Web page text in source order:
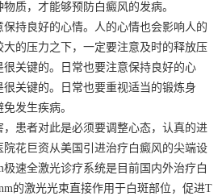
质，才能够预防白癜风的发病。
持良好的心情。人的心情也会影响人的
的压力之下，一定要注意及时的释放压
关键的。日常也要注意保持良好的心
关键的。日常也要重视适当的锻炼身
发生疾病。
患者对此是必须要调整心态，认真的进
花巨资从美国引进治疗白癜风的尖端设
极速全激光诊疗系统是目前国内外治疗白
的激光光束直接作用于白斑部位，促进T